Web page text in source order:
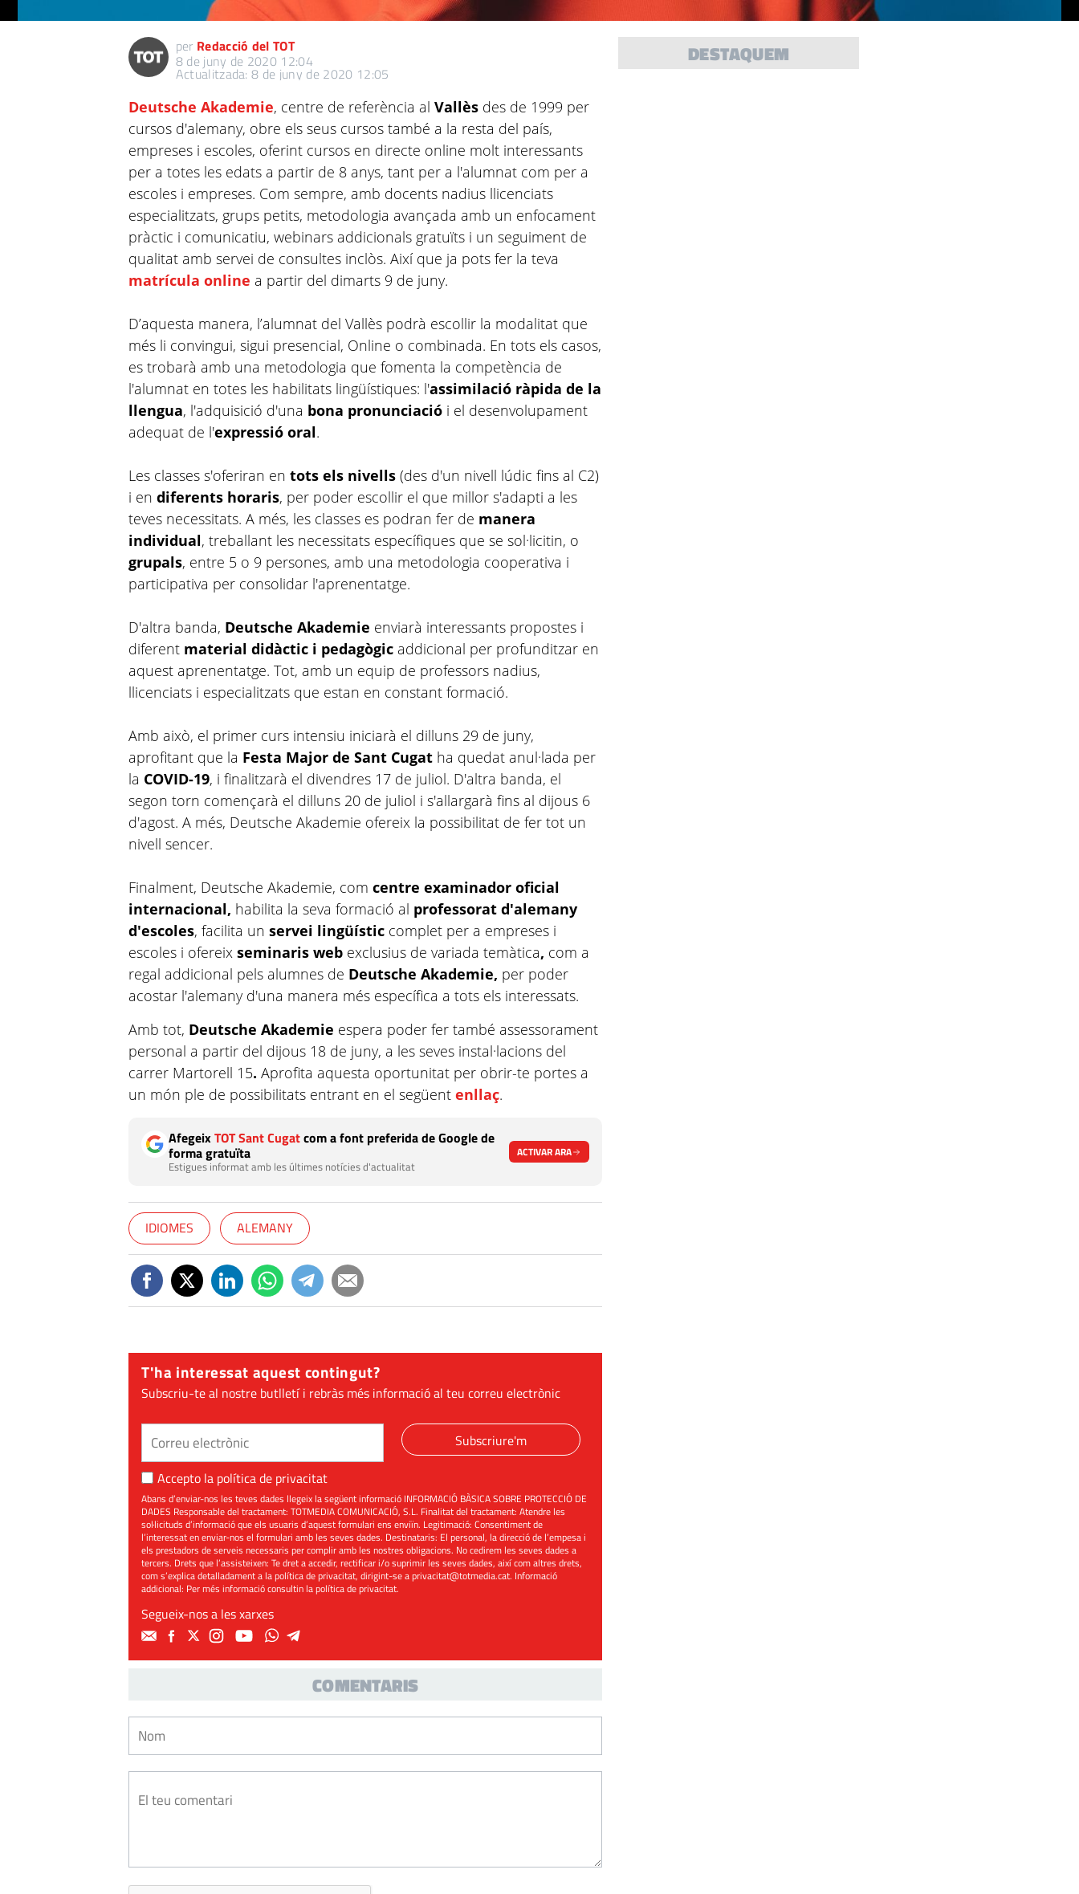
per Redacció del TOT
8 de juny de 2020 12:04
Actualitzada: 8 de juny de 2020 12:05
Deutsche Akademie, centre de referència alVallès des de 1999 per
cursos d'alemany, obre els seus cursos també a la resta del país,
empreses i escoles, oferint cursos en directe online molt interessants
per a totes les edats a partir de 8 anys, tant per a l'alumnat com per a
escoles i empreses. Com sempre, amb docents nadius llicenciats
especialitzats, grups petits, metodologia avançada amb un enfocament
pràctic i comunicatiu, webinars addicionals gratuïts i un seguiment de
qualitat amb servei de consultes inclòs. Així que ja pots fer la teva
matrícula online a partir del dimarts 9 de juny.
D’aquesta manera, l’alumnat del Vallès podrà escollir la modalitat que
més li convingui, sigui presencial, Online o combinada. En tots els casos,
es trobarà amb una metodologia que fomenta la competència de
l'alumnat en totes les habilitats lingüístiques: l'assimilació ràpida de la
llengua, l'adquisició d'una bona pronunciació i el desenvolupament
adequat de l'expressió oral.
Les classes s'oferiran entots els nivells (des d'un nivell lúdic fins al C2)
i endiferents horaris, per poder escollir el que millor s'adapti a les
teves necessitats. A més, les classes es podran fer de manera
individual, treballant les necessitats específiques que se sol·licitin, o
grupals, entre 5 o 9 persones, amb una metodologia cooperativa i
participativa per consolidar l'aprenentatge.
D'altra banda, Deutsche Akademie enviarà interessants propostes i
diferent material didàctic i pedagògic addicional per profunditzar en
aquest aprenentatge. Tot, amb un equip de professors nadius,
llicenciats i especialitzats que estan en constant formació.
Amb això, el primer curs intensiu iniciarà el dilluns 29 de juny,
aprofitant que la Festa Major de Sant Cugat ha quedat anul·lada per
la COVID-19, i finalitzarà el divendres 17 de juliol. D'altra banda, el
segon torn començarà el dilluns 20 de juliol i s'allargarà fins al dijous 6
d'agost. A més, Deutsche Akademie ofereix la possibilitat de fer tot un
nivell sencer.
Finalment, Deutsche Akademie, comcentre examinador oficial
internacional, habilita la seva formació al professorat d'alemany
d'escoles, facilita unservei lingüístic complet per a empreses i
escoles i ofereixseminarisweb exclusius de variada temàtica, com a
regal addicional pels alumnes de Deutsche Akademie, per poder
acostar l'alemany d'una manera més específica a tots els interessats.
Amb tot, Deutsche Akademie espera poder fer també assessorament
personal a partir del dijous 18 de juny, a les seves instal·lacions del
carrer Martorell 15. Aprofita aquesta oportunitat per obrir-te portes a
un món ple de possibilitats entrant en el següentenllaç.
AfegeixTOT Sant Cugatcom a font preferida de Google de
forma gratuïta
Estigues informat amb les últimes notícies d'actualitat
ACTIVAR ARA
IDIOMES ALEMANY
T'ha interessat aquest contingut?
Subscriu-te al nostre butlletí i rebràs més informació al teu correu electrònic
Subscriure'm
Accepto la política de privacitat
Abans d’enviar-nos les teves dades llegeix la següent informació INFORMACIÓ BÀSICA SOBRE PROTECCIÓ DE
DADES Responsable del tractament: TOTMEDIA COMUNICACIÓ, S.L. Finalitat del tractament: Atendre les
sol·licituds d’informació que els usuaris d’aquest formulari ens enviïn. Legitimació: Consentiment de
l’interessat en enviar-nos el formulari amb les seves dades. Destinataris: El personal, la direcció de l’empesa i
els prestadors de serveis necessaris per complir amb les nostres obligacions. No cedirem les seves dades a
tercers. Drets que l’assisteixen: Te dret a accedir, rectificar i/o suprimir les seves dades, així com altres drets,
com s’explica detalladament a la política de privacitat, dirigint-se aprivacitat@totmedia.cat. Informació
addicional: Per més informació consultin lapolítica de privacitat.
Segueix-nos a les xarxes
COMENTARIS
DESTAQUEM